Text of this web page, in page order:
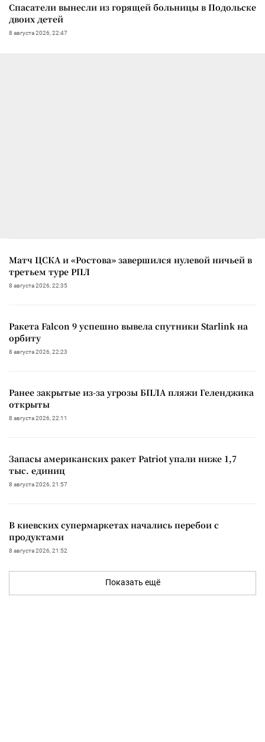
Спасатели вынесли из горящей больницы в Подольске
двоих детей
8 августа 2026, 22:47
Матч ЦСКА и «Ростова» завершился нулевой ничьей в
третьем туре РПЛ
8 августа 2026, 22:35
Ракета Falcon 9 успешно вывела спутники Starlink на
орбиту
8 августа 2026, 22:23
Ранее закрытые из-за угрозы БПЛА пляжи Геленджика
открыты
8 августа 2026, 22:11
Запасы американских ракет Patriot упали ниже 1,7
тыс. единиц
8 августа 2026, 21:57
В киевских супермаркетах начались перебои с
продуктами
8 августа 2026, 21:52
Показать ещё